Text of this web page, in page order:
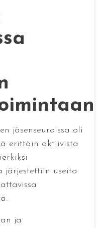
jäsenseuroissa oli
erittäin aktiivista
järjestettiin useita
ja